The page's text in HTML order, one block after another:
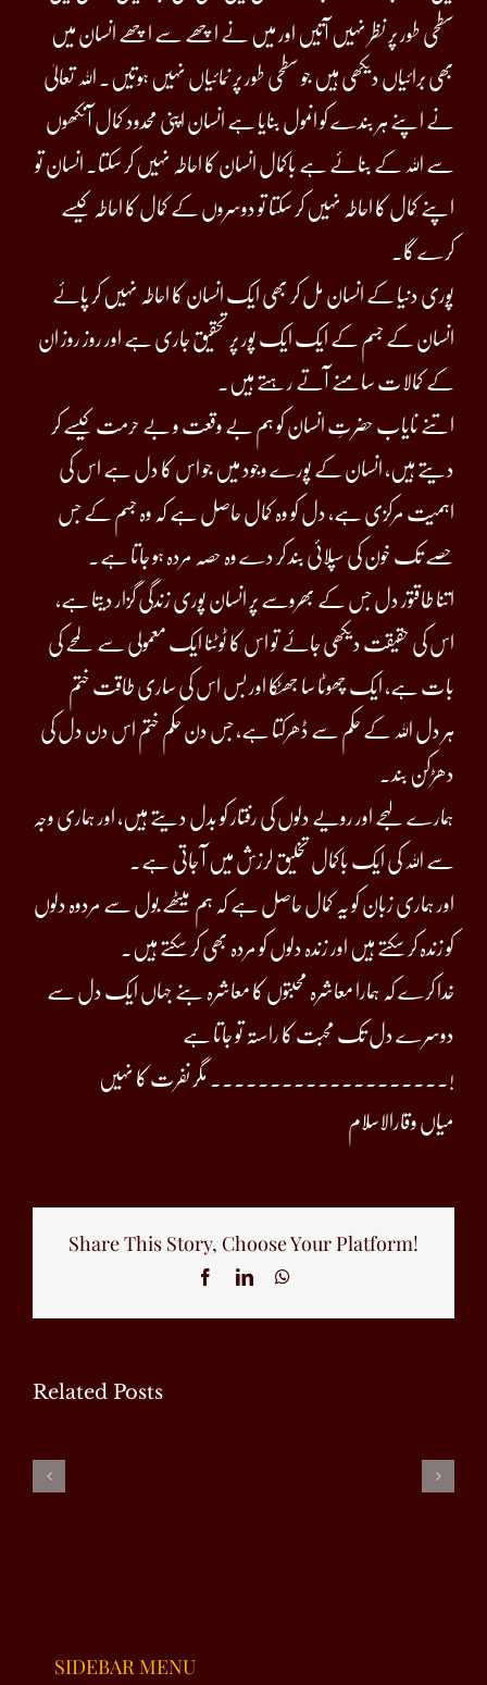
سطحی طور پر نظر نہیں آتیں اور میں نے اچھے سے اچھے انسان میں
بھی برائیاں دیکھی ہیں جو سطحی طور پر نمائیاں نہیں ہوتیں۔ اللہ تعالیٰ
نے اپنے ہر بندے کو انمول بنایا ہے انسان اپنی محدود کمال آنکھوں
سے اللہ کے بنائے ہے باکمال انسان کا احاطہ نہیں کر سکتا۔ انسان تو
اپنے کمال کا احاطہ نہیں کر سکتا تو دوسروں کے کمال کا احاطہ کیسے
کرے گا۔
پوری دنیا کے انسان مل کر بھی ایک انسان کا احاطہ نہیں کر پائے
انسان کے جسم کے ایک ایک پور پر تحقیق جاری ہے اور روز روز ان
کے کمالات سامنے آتے رہتے ہیں۔
اتنے نایاب حضرتِ انسان کو ہم بے وقعت و بے حرمت کیسے کر
دیتے ہیں، انسان کے پورے وجود میں جو اس کا دل ہے اس کی
اہمیت مرکزی ہے، دل کو وہ کمال حاصل ہے کہ وہ جسم کے جس
حصے تک خون کی سپلائی بند کر دے وہ حصہ مردہ ہو جاتا ہے۔
اتنا طاقتور دل جس کے بھروسے پر انسان پوری زندگی گزار دیتا ہے،
اس کی حقیقت دیکھی جائے تو اس کا ٹوٹنا ایک معمولی سے لمحے کی
بات ہے، ایک چھوٹا سا جھٹکا اور بس اس کی ساری طاقت ختم
ہر دل اللہ کے حکم سے ڈھرکتا ہے، جس دن حکم ختم اس دن دل کی
دھڑکن بند۔
ہمارے لہجے اور رویے دلوں کی رفتار کو بدل دیتے ہیں، اور ہماری وجہ
سے اللہ کی ایک باکمال تخلیق لرزش میں آ جاتی ہے۔
اور ہماری زبان کو یہ کمال حاصل ہے کہ ہم میٹھے بول سے مردوہ دلوں
کو زندہ کر سکتے ہیں اور زندہ دلوں کو مردہ بھی کر سکتے ہیں۔
خدا کرے کہ ہمارا معاشرہ محبتوں کا معاشرہ بنے جہاں ایک دل سے
دوسرے دل تک محبت کا راستہ تو جاتا ہے
۔۔۔۔۔۔۔۔۔۔۔۔۔۔۔۔۔۔۔۔ مگر نفرت کا نہیں!
میاں وقارالاسلام
Share This Story, Choose Your Platform!
FacebookLinkedInWhatsApp
Related Posts
SIDEBAR MENU